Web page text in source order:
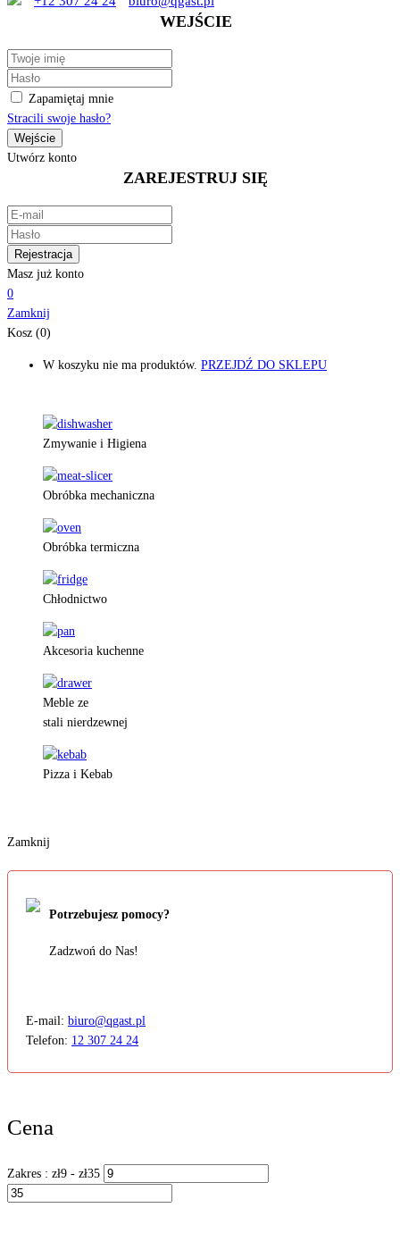
WEJŚCIE
Zapamiętaj mnie
Stracili swoje hasło?
Utwórz konto
ZAREJESTRUJ SIĘ
Masz już konto
0
Zamknij
Kosz (0)
W koszyku nie ma produktów. PRZEJDŹ DO SKLEPU
Zmywanie i Higiena
Obróbka mechaniczna
Obróbka termiczna
Chłodnictwo
Akcesoria kuchenne
Meble ze
stali nierdzewnej
Pizza i Kebab
Zamknij
Potrzebujesz pomocy?
Zadzwoń do Nas!
E-mail: biuro@qgast.pl
Telefon: 12 307 24 24
Cena
Zakres : zł9 - zł35